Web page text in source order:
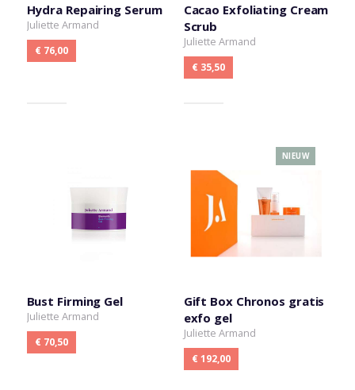
Hydra Repairing Serum
Juliette Armand
€ 76,00
Cacao Exfoliating Cream
Scrub
Juliette Armand
€ 35,50
Bust Firming Gel
Juliette Armand
€ 70,50
Gift Box Chronos gratis
exfo gel
Juliette Armand
€ 192,00
NIEUW